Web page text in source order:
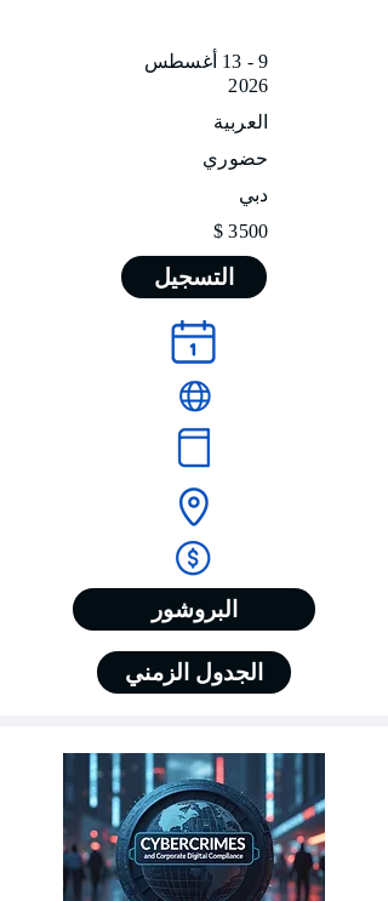
9 - 13 أغسطس
2026
العربية
حضوري
دبي
3500 $
التسجيل
البروشور
الجدول الزمني